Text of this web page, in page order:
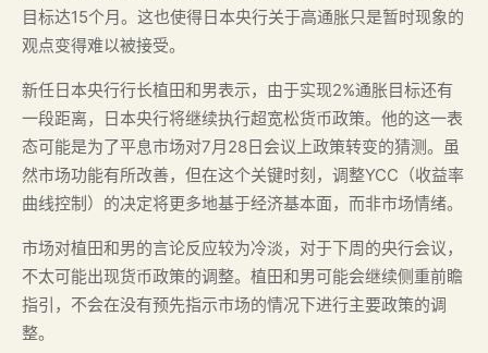
目标达15个月。这也使得日本央行关于高通胀只是暂时现象的
观点变得难以被接受。
新任日本央行行长植田和男表示，由于实现2%通胀目标还有
一段距离，日本央行将继续执行超宽松货币政策。他的这一表
态可能是为了平息市场对7月28日会议上政策转变的猜测。虽
然市场功能有所改善，但在这个关键时刻，调整YCC（收益率
曲线控制）的决定将更多地基于经济基本面，而非市场情绪。
市场对植田和男的言论反应较为冷淡，对于下周的央行会议，
不太可能出现货币政策的调整。植田和男可能会继续侧重前瞻
指引，不会在没有预先指示市场的情况下进行主要政策的调
整。